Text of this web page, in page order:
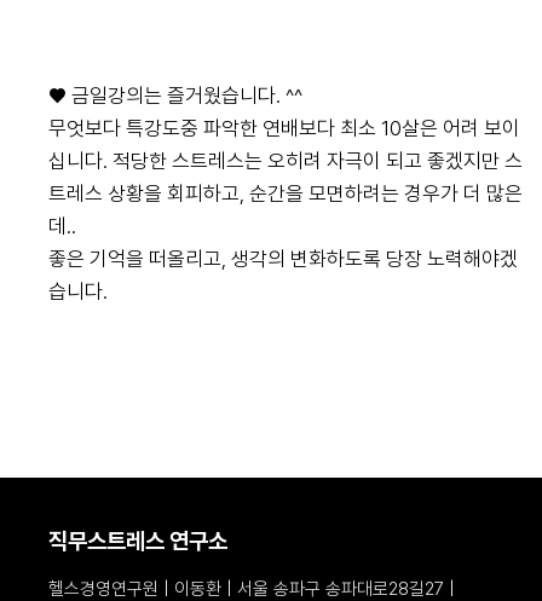
♥ 금일강의는 즐거웠습니다. ^^
무엇보다 특강도중 파악한 연배보다 최소 10살은 어려 보이
십니다. 적당한 스트레스는 오히려 자극이 되고 좋겠지만 스
트레스 상황을 회피하고, 순간을 모면하려는 경우가 더 많은
데..
좋은 기억을 떠올리고, 생각의 변화하도록 당장 노력해야겠
습니다.
직무스트레스 연구소
헬스경영연구원 | 이동환 | 서울 송파구 송파대로28길27 |